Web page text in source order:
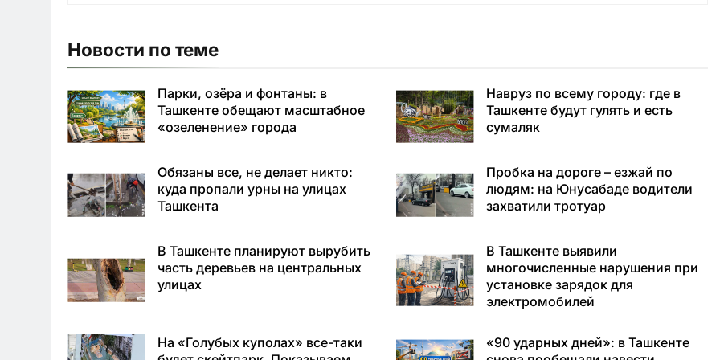
Новости по теме
Парки, озёра и фонтаны: в
Ташкенте обещают масштабное
«озеленение» города
Навруз по всему городу: где в
Ташкенте будут гулять и есть
сумаляк
Обязаны все, не делает никто:
куда пропали урны на улицах
Ташкента
Пробка на дороге – езжай по
людям: на Юнусабаде водители
захватили тротуар
В Ташкенте планируют вырубить
часть деревьев на центральных
улицах
В Ташкенте выявили
многочисленные нарушения при
установке зарядок для
электромобилей
На «Голубых куполах» все-таки
«90 ударных дней»: в Ташкенте